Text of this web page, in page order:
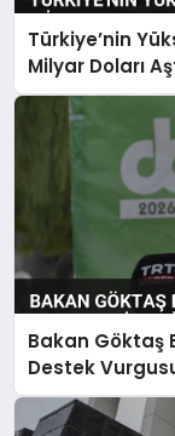
Türkiye’nin
Milyar Doları
Bakan Göktaş
Destek